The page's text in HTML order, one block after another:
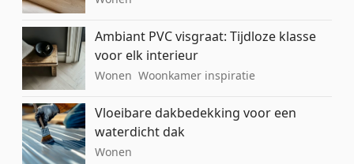
Ambiant PVC visgraat: Tijdloze klasse
voor elk interieur
Wonen Woonkamer inspiratie
Vloeibare dakbedekking voor een
waterdicht dak
Wonen